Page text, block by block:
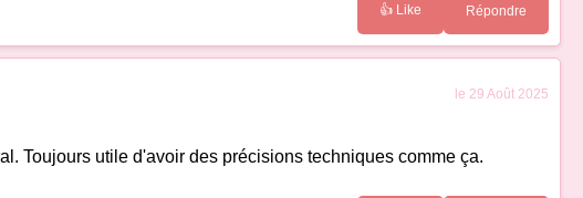
👍 Like Répondre
le 29 Août 2025
Toujours utile d'avoir des précisions techniques comme ça.